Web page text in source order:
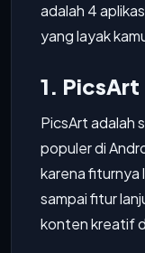
adalah 4
yang layak
1. PicsArt
PicsArt adalah
populer di
karena fiturnya
sampai fitur
konten kreatif